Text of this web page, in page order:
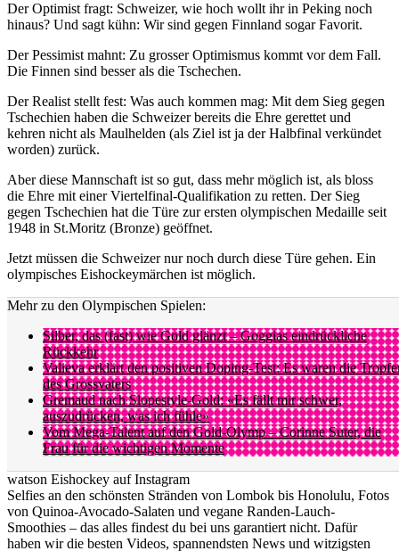
Der Optimist fragt: Schweizer, wie hoch wollt ihr in Peking noch
hinaus? Und sagt kühn: Wir sind gegen Finnland sogar Favorit.
Der Pessimist mahnt: Zu grosser Optimismus kommt vor dem Fall.
Die Finnen sind besser als die Tschechen.
Der Realist stellt fest: Was auch kommen mag: Mit dem Sieg gegen
Tschechien haben die Schweizer bereits die Ehre gerettet und
kehren nicht als Maulhelden (als Ziel ist ja der Halbfinal verkündet
worden) zurück.
Aber diese Mannschaft ist so gut, dass mehr möglich ist, als bloss
die Ehre mit einer Viertelfinal-Qualifikation zu retten. Der Sieg
gegen Tschechien hat die Türe zur ersten olympischen Medaille seit
1948 in St.Moritz (Bronze) geöffnet.
Jetzt müssen die Schweizer nur noch durch diese Türe gehen. Ein
olympisches Eishockeymärchen ist möglich.
Mehr zu den Olympischen Spielen:
Silber, das (fast) wie Gold glänzt – Goggias eindrückliche
Rückkehr
Valieva erklärt den positiven Doping-Test: Es waren die
des Grossvaters
Gremaud nach Slopestyle-Gold: «Es fällt mir schwer,
auszudrücken, was ich fühle»
Vom Mega-Talent auf den Gold-Olymp – Corinne Suter, die
Frau für die wichtigen Momente
watson Eishockey auf Instagram
Selfies an den schönsten Stränden von Lombok bis Honolulu, Fotos
von Quinoa-Avocado-Salaten und vegane Randen-Lauch-
Smoothies – das alles findest du bei uns garantiert nicht. Dafür
haben wir die besten Videos, spannendsten News und witzigsten